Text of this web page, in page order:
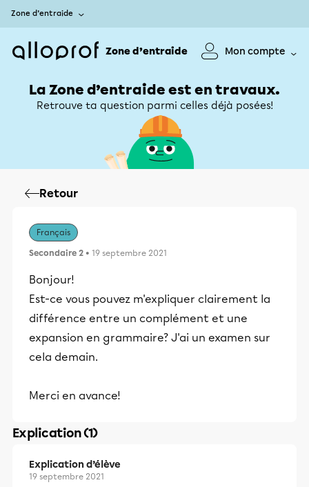
Zone d’entraide
Zone d’entraide Mon compte
La Zone d’entraide est en travaux.
Retrouve ta question parmi celles déjà posées!
Retour
Français
Secondaire 2 • 19 septembre 2021
Bonjour!
Est-ce vous pouvez m'expliquer clairement la
différence entre un complément et une
expansion en grammaire? J'ai un examen sur
cela demain.
Merci en avance!
Explication (1)
Explication d’élève
19 septembre 2021